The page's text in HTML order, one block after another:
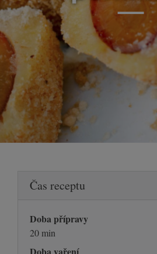
Čas receptu
Doba přípravy
20 min